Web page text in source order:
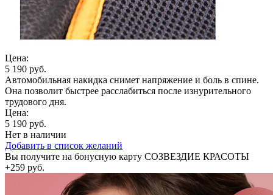
Цена:
5 190 руб.
Автомобильная накидка снимет напряжение и боль в спине.
Она позволит быстрее расслабиться после изнурительного
трудового дня.
Цена:
5 190 руб.
Нет в наличии
Добавить в список желаний
Вы получите на бонусную карту СОЗВЕЗДИЕ КРАСОТЫ
+259 руб.